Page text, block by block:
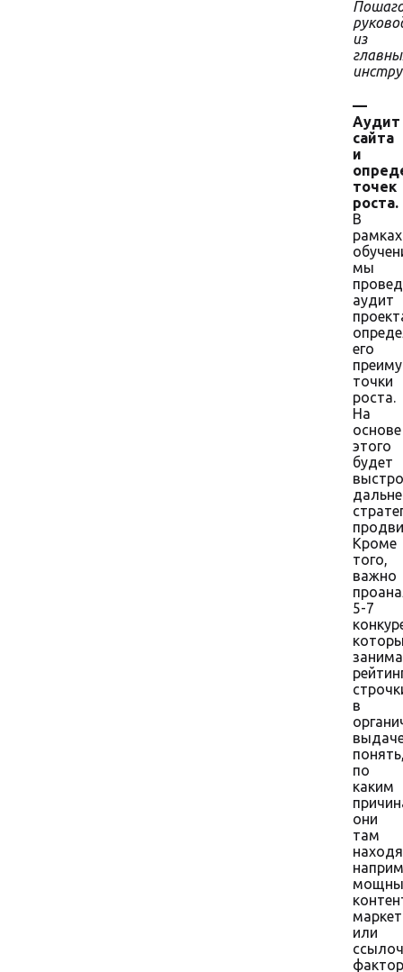
из
—
Аудит
сайта
и
точек
роста.
В
рамках
мы
аудит
его
точки
роста.
На
основе
этого
будет
Кроме
того,
важно
5-7
в
по
каким
они
там
или